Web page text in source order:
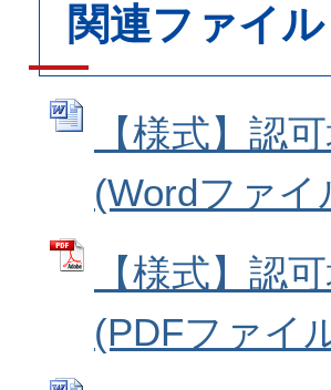
関連ファイル
【様式】認
(Wordファイ
【様式】認
(PDFファイ